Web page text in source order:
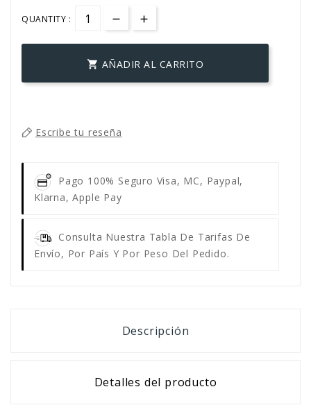
QUANTITY :
 AÑADIR AL CARRITO
Escribe tu reseña
Pago 100% Seguro Visa, MC, Paypal,
Klarna, Apple Pay
Consulta Nuestra Tabla De Tarifas De
Envío, Por País Y Por Peso Del Pedido.
Descripción
Detalles del producto